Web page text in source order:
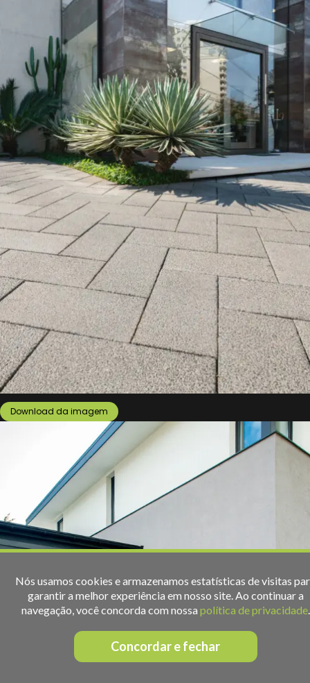
Download da imagem
Nós usamos cookies e armazenamos estatísticas de visitas
garantir a melhor experiência em nosso site. Ao continuar a
navegação, você concorda com nossa política de privacidade.
Concordar e fechar